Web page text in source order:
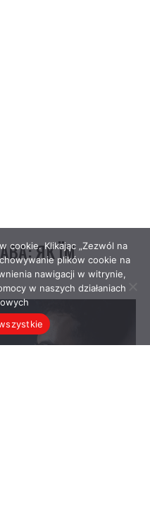
cookie. Klikając „Zezwól na
plików cookie na
nawigacji w witrynie,
w naszych działaniach